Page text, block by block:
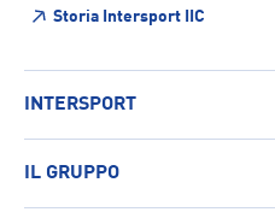
Storia Intersport IIC
INTERSPORT
IL GRUPPO